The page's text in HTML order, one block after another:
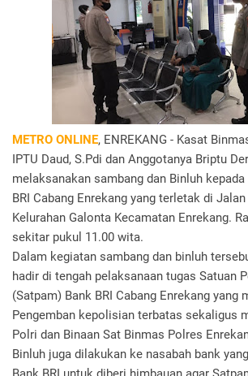
METRO ONLINE, ENREKANG - Kasat
IPTU Daud, S.Pdi dan Anggotanya Briptu
melaksanakan sambang dan Binluh
BRI Cabang Enrekang yang terletak di
Kelurahan Galonta Kecamatan Enrekang.
sekitar pukul 11.00 wita.
Dalam kegiatan sambang dan binluh
hadir di tengah pelaksanaan tugas Satuan
(Satpam) Bank BRI Cabang Enrekang yang
Pengemban kepolisian terbatas sekaligus
Polri dan Binaan Sat Binmas Polres
Binluh juga dilakukan ke nasabah bank